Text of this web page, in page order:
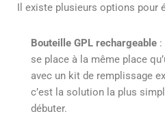
Il existe plusieurs options pour
Bouteille GPL rechargeable :
se place à la même place
avec un kit de remplissage
c’est la solution la plus
débuter.